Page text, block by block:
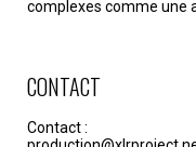
complexes comme une
CONTACT
Contact :